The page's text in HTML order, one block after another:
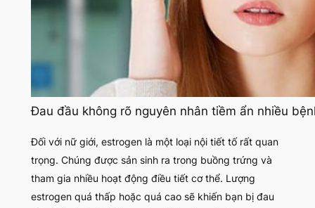
Đau đầu không rõ nguyên nhân tiềm ẩn nhiều
Đối với nữ giới, estrogen là một loại nội tiết tố rất quan
trọng. Chúng được sản sinh ra trong buồng trứng và
tham gia nhiều hoạt động điều tiết cơ thể. Lượng
estrogen quá thấp hoặc quá cao sẽ khiến bạn bị đau